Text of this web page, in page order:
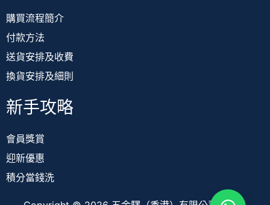
購買流程簡介
付款方法
送貨安排及收費
換貨安排及細則
新手攻略
會員獎賞
迎新優惠
積分當錢洗